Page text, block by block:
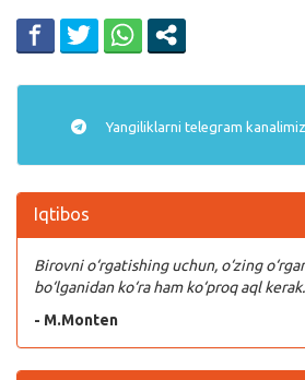
Yangiliklarni telegram
Iqtibos
Birovni o‘rgatishing uchun, o‘zing
bo‘lganidan ko‘ra ham ko‘proq aql kerak.
- M.Monten